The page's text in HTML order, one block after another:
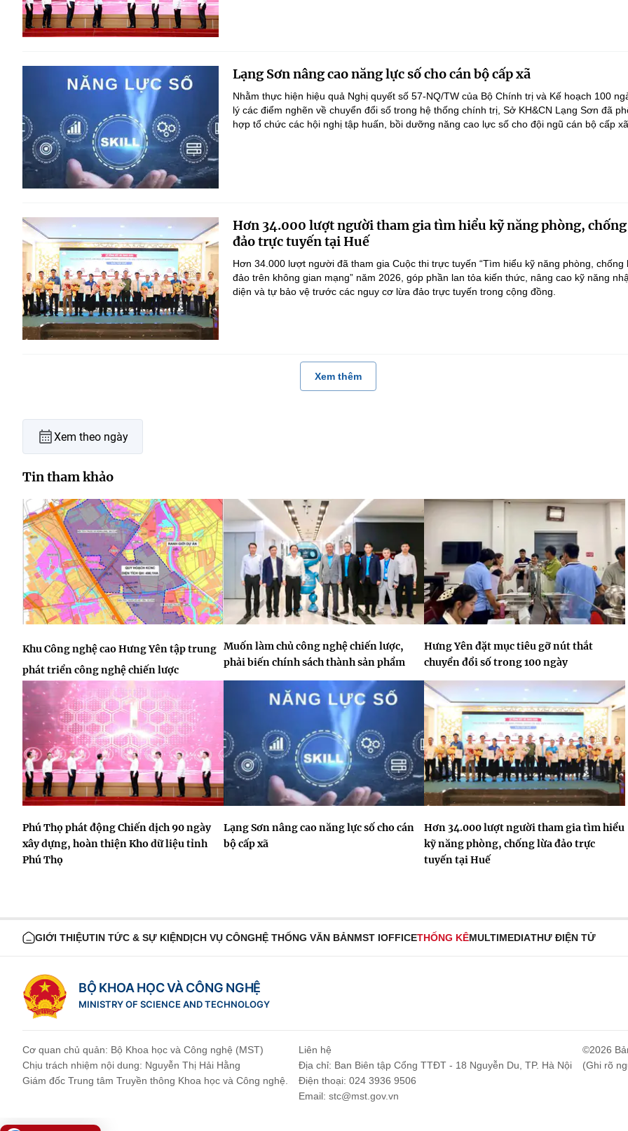
Lạng Sơn nâng cao năng lực số cho cán bộ cấp xã
Nhằm thực hiện hiệu quả Nghị quyết số 57-NQ/TW của Bộ Chính trị và Kế hoạch 100
lý các điểm nghẽn về chuyển đổi số trong hệ thống chính trị, Sở KH&CN Lạng Sơn đã
hợp tổ chức các hội nghị tập huấn, bồi dưỡng năng cao lực số cho đội ngũ cán bộ cấp
Hơn 34.000 lượt người tham gia tìm hiểu kỹ năng phòng,
đảo trực tuyến tại Huế
Hơn 34.000 lượt người đã tham gia Cuộc thi trực tuyến “Tìm hiểu kỹ năng phòng, chống
đảo trên không gian mạng” năm 2026, góp phần lan tỏa kiến thức, nâng cao kỹ năng
diện và tự bảo vệ trước các nguy cơ lừa đảo trực tuyến trong cộng đồng.
Xem thêm
Xem theo ngày
Tin tham khảo
Khu Công nghệ cao Hưng Yên tập trung
phát triển công nghệ chiến lược
Muốn làm chủ công nghệ chiến lược,
phải biến chính sách thành sản phẩm
Hưng Yên đặt mục tiêu gỡ nút thắt
chuyển đổi số trong 100 ngày
Phú Thọ phát động Chiến dịch 90 ngày
xây dựng, hoàn thiện Kho dữ liệu tỉnh
Phú Thọ
Lạng Sơn nâng cao năng lực số cho cán
bộ cấp xã
Hơn 34.000 lượt người tham gia tìm hiểu
kỹ năng phòng, chống lừa đảo trực
tuyến tại Huế
GIỚI THIỆUTIN TỨC & SỰ KIỆNDỊCH VỤ CÔNGHỆ THỐNG VĂN BẢNMST IOFFICETHỐNG KÊMULTIMEDIATHƯ ĐIỆN TỬ
BỘ KHOA HỌC VÀ CÔNG NGHỆ
MINISTRY OF SCIENCE AND TECHNOLOGY
Cơ quan chủ quản: Bộ Khoa học và Công nghệ (MST)
Chịu trách nhiệm nội dung: Nguyễn Thị Hải Hằng
Giám đốc Trung tâm Truyền thông Khoa học và Công nghệ.
Liên hệ
Địa chỉ: Ban Biên tập Cổng TTĐT - 18 Nguyễn Du, TP. Hà Nội
Điện thoại: 024 3936 9506
Email: stc@mst.gov.vn
©2026
(Ghi rõ